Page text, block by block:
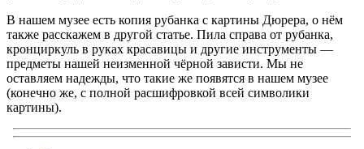
В нашем музее есть копия рубанка с картины Дюрера, о нём
также расскажем в другой статье. Пила справа от рубанка,
кронциркуль в руках красавицы и другие инструменты —
предметы нашей неизменной чёрной зависти. Мы не
оставляем надежды, что такие же появятся в нашем музее
(конечно же, с полной расшифровкой всей символики
картины).